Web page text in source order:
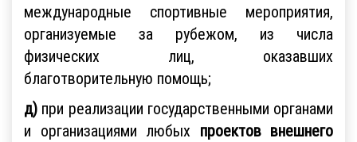
международные спортивные мероприятия,
организуемые за рубежом, из числа
физических лиц, оказавших
благотворительную помощь;
д) при реализации государственными органами
и организациями любых проектов внешнего